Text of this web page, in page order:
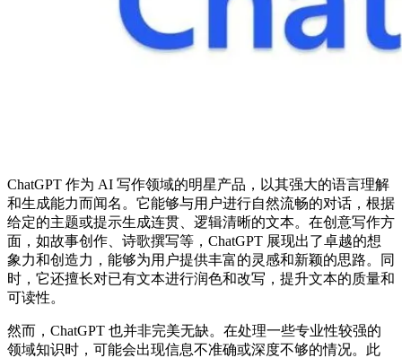
ChatGPT 作为 AI 写作领域的明星产品，以其强大的语言理解
和生成能力而闻名。它能够与用户进行自然流畅的对话，根据
给定的主题或提示生成连贯、逻辑清晰的文本。在创意写作方
面，如故事创作、诗歌撰写等，ChatGPT 展现出了卓越的想
象力和创造力，能够为用户提供丰富的灵感和新颖的思路。同
时，它还擅长对已有文本进行润色和改写，提升文本的质量和
可读性。​
然而，ChatGPT 也并非完美无缺。在处理一些专业性较强的
领域知识时，可能会出现信息不准确或深度不够的情况。此